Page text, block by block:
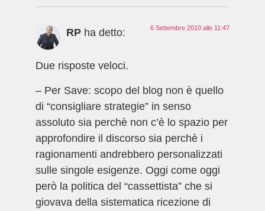
RP ha detto: 6 Settembre 2010 alle 11:47
Due risposte veloci.
– Per Save: scopo del blog non è quello
di “consigliare strategie” in senso
assoluto sia perchè non c’è lo spazio per
approfondire il discorso sia perchè i
ragionamenti andrebbero personalizzati
sulle singole esigenze. Oggi come oggi
però la politica del “cassettista” che si
giovava della sistematica ricezione di